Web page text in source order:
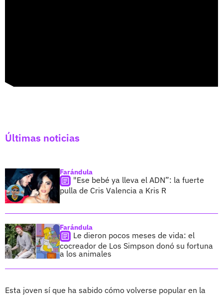
Últimas noticias
Farándula
"Ese bebé ya lleva el ADN”: la fuerte
pulla de Cris Valencia a Kris R
Farándula
Le dieron pocos meses de vida: el
cocreador de Los Simpson donó su fortuna
a los animales
Esta joven sí que ha sabido cómo volverse popular en la